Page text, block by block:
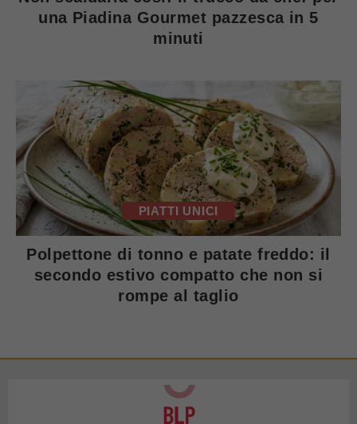
una Piadina Gourmet pazzesca in 5
minuti
PIATTI UNICI
Polpettone di tonno e patate freddo: il
secondo estivo compatto che non si
rompe al taglio